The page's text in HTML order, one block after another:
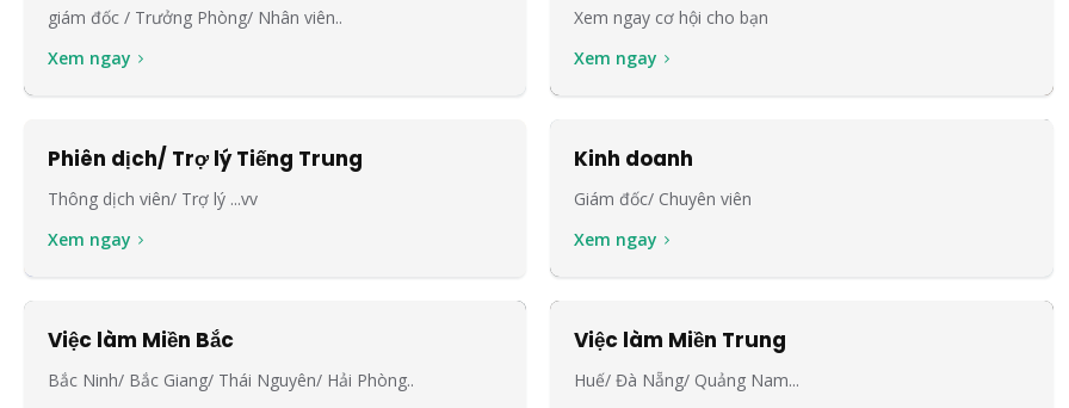
giám đốc / Trưởng Phòng/ Nhân viên..
Xem ngay
Xem ngay cơ hội cho bạn
Xem ngay
Phiên dịch/ Trợ lý Tiếng Trung
Thông dịch viên/ Trợ lý ...vv
Xem ngay
Kinh doanh
Giám đốc/ Chuyên viên
Xem ngay
Việc làm Miền Bắc
Bắc Ninh/ Bắc Giang/ Thái Nguyên/ Hải Phòng..
Việc làm Miền Trung
Huế/ Đà Nẵng/ Quảng Nam...